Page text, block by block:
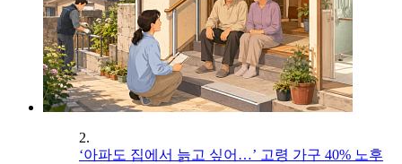
2.
‘아파도 집에서 늙고 싶어…’ 고령 가구 40% 노후